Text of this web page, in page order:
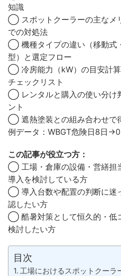
知識
◯ スポットクーラーの主なメ
での対処法
◯ 機種タイプの違い（移動式
型）と選定フロー
◯ 冷房能力（kW）の目安計
チェックリスト
◯ レンタルと購入の使い分け
ント
◯ 遮熱塗装との組み合わせで
例データ：WBGT危険日8日→0
この記事が役立つ方：
◯ 工場・倉庫の設備・営繕担
導入を検討している方
◯ 導入台数や配置の判断に迷
認したい方
◯ 酷暑対策として恒久的・低
検討したい方
目次
工場におけるスポットクーラ